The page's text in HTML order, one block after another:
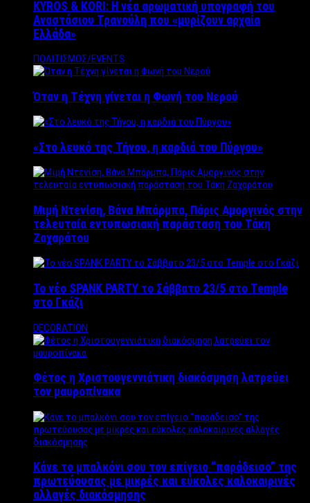
KYROS & KORI: Η νέα αρωματική υπογραφή του
Αναστάσιου Τρανούλη που «μυρίζουν αρχαία
Ελλάδα»
ΠΟΛΙΤΙΣΜΟΣ/EVENTS
Όταν η Τέχνη γίνεται η Φωνή του Νερού
«Στο λευκό της Τήνου, η καρδιά του Πύργου»
Μιμή Ντενίση, Βάνα Μπάρμπα, Πάρις Αμοργινός στην
τελευταία εντυπωσιακή παράσταση του Τάκη
Ζαχαράτου
Το νέο SPANK PARTY το Σάββατο 23/5 στο Temple
στο Γκάζι
DECORATION
Φέτος η Χριστουγεννιάτικη διακόσμηση λατρεύει
τον μαυροπίνακα
Κάνε το μπαλκόνι σου τον επίγειο “παράδεισο” της
πρωτεύουσας με μικρές και εύκολες καλοκαιρινές
αλλαγές διακόσμησης